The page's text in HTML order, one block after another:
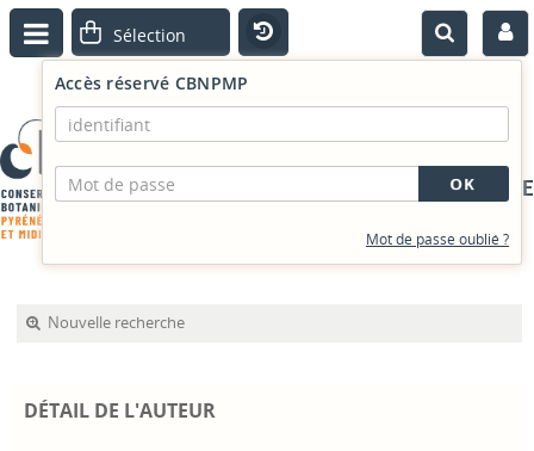
PORTAIL DOCUMENTAIRE
Accès réservé CBNPMP
Mot de passe oublié ?
Nouvelle recherche
DÉTAIL DE L'AUTEUR